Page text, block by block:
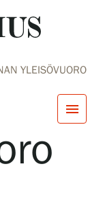
YLEISÖVUORO
menu